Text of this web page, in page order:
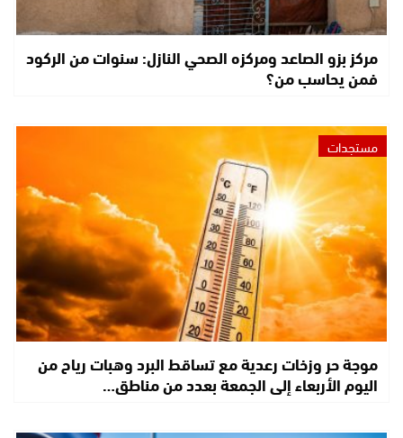
مركز بزو الصاعد ومركزه الصحي النازل: سنوات من الركود
فمن يحاسب من؟
مستجدات
موجة حر وزخات رعدية مع تساقط البرد وهبات رياح من
اليوم الأربعاء إلى الجمعة بعدد من مناطق…